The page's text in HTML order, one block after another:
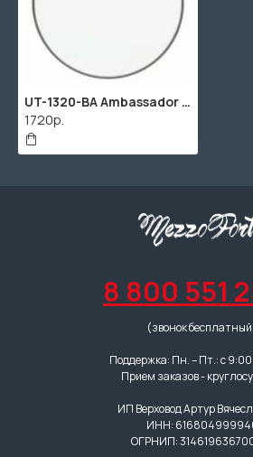
UT-1320-BA Ambassador Clear Пластик для бас-барабана 20", Remo
1720р.
8 800 551
(звонок
Поддержка: Пн. – Пт.: с 9:00
Прием заказов -
ИП Верховод Артур
ИНН:
ОГРНИП: